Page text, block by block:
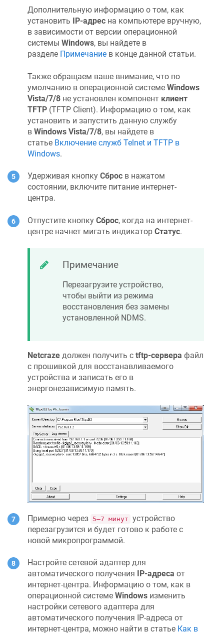
Дополнительную информацию о том, как
установить
IP-адрес на компьютере вручную,
в зависимости от версии операционной
системы Windows, вы найдете в
разделе Примечание в конце данной статьи.
Также обращаем ваше внимание, что по
умолчанию в операционной системе Windows
Vista/7/8 не установлен компонент клиент
TFTP (TFTP Client). Информацию о том, как
установить и запустить данную службу
в Windows Vista/7/8, вы найдете в
статье Включение служб Telnet и TFTP в
Windows.
Удерживая кнопку Сброс в нажатом
состоянии, включите питание интернет-
центра.
Отпустите кнопку Сброс, когда на интернет-
центре начнет мигать индикатор Статус.
Примечание
Перезагрузите устройство,
чтобы выйти из режима
восстановления без замены
установленной NDMS.
Netcraze должен получить с tftp-сервера файл
с прошивкой для восстанавливаемого
устройства и записать его в
энергонезависимую память.
Примерно через 5–7 минут устройство
перезагрузится и будет готово к работе с
новой микропрограммой.
Настройте сетевой адаптер для
автоматического получения IP-адреса от
интернет-центра. Информацию о том, как в
операционной системе Windows изменить
настройки сетевого адаптера для
автоматического получения IP-адреса от
интернет-центра, можно найти в статье Как в